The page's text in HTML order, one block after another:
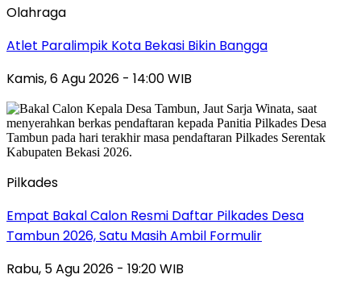
Olahraga
Atlet Paralimpik Kota Bekasi Bikin Bangga
Kamis, 6 Agu 2026 - 14:00 WIB
Pilkades
Empat Bakal Calon Resmi Daftar Pilkades Desa
Tambun 2026, Satu Masih Ambil Formulir
Rabu, 5 Agu 2026 - 19:20 WIB